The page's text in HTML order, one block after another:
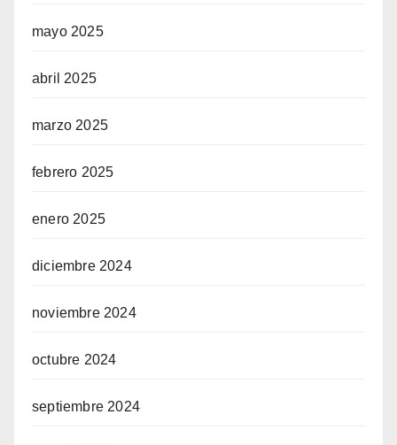
mayo 2025
abril 2025
marzo 2025
febrero 2025
enero 2025
diciembre 2024
noviembre 2024
octubre 2024
septiembre 2024